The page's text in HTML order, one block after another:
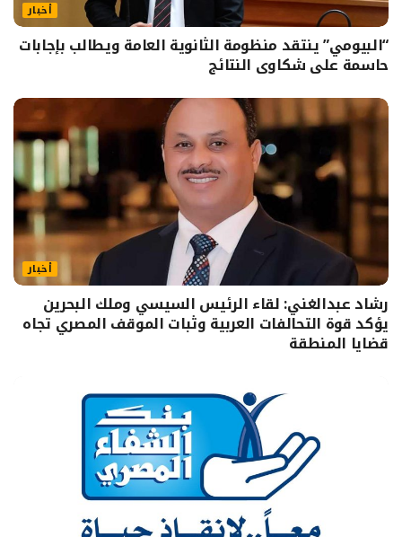
أخبار
“البيومي” ينتقد منظومة الثانوية العامة ويطالب بإجابات
حاسمة على شكاوى النتائج
أخبار
رشاد عبدالغني: لقاء الرئيس السيسي وملك البحرين
يؤكد قوة التحالفات العربية وثبات الموقف المصري تجاه
قضايا المنطقة